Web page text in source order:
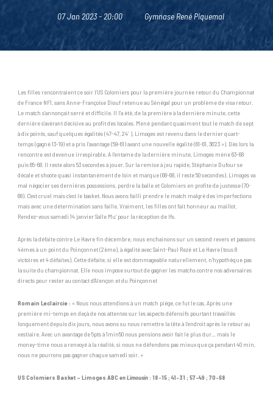
07 Jan 2023 - 20:00 Gymnase René Piquemal
Les filles rencontraient ce soir l’US Colomiers pour la première journée retour du Championnat
de France NF1, sans Anne-Françoise Diouf retenue au Sénégal pour un problème de visa retour.
Le match s’annonçait serré et difficile. Il l’a été, de la première à la dernière minute, cette
dernière s’avérant décisive au profit des locales. Mené pendant quasiment tout le match de sept
à dix points, sauf quelques égalités (47-47, 24′), Limoges est revenu dans le dernier quart-
temps (gagné 13-19) et a pris l’avantage (59-61) avant une nouvelle égalité (61-61, 36’23 »). Dès lors la
rencontre est devenue irrespirable. A l’entame de la dernière minute, Limoges mène 63-68
puis 65-68. Il reste alors 53 secondes à jouer. Sur la remise à jeu rapide, Stéphanie Dufour se
décale et shoote quasi instantanément de loin et marque (68-68, il reste 50 secondes). Limoges va
mal négocier ses dernières possessions, perdre la balle et Colomiers en profite de justesse (70-
68). C’est cruel mais c’est le basket. Nous avons failli prendre le match malgré des imperfections
mais avec une détermination sans faille. Vraiment, les filles ont fait honneur au maillot.
Rendez-vous samedi 14 janvier Salle Mu’ pour la réception de Ifs.
Après la défaite contre Le Havre fin décembre, nous enchainons sur un second revers et passons
4èmes à un point du Poinçonnet (2ème), à égalité avec Saint-Paul Rezé et Le Havre (tous 8
victoires et 4 défaites). Cette défaite, si elle est dommageable naturellement, n’hypothèque pas
la suite du championnat. Elle nous impose surtout de gagner les matchs contre nos adversaires
directs pour rester au contact d’Alençon et du Poinçonnet
Romain Leclaircie : « Nous nous attendions à un match piège, ce fut le cas. Après une
première mi-temps en deçà de nos attentes sur les aspects défensifs pourtant travaillés
longuement depuis dix jours, nous avons su nous remettre la tête à l’endroit après le retour au
vestiaire. Avec un avantage de 5pts à 1min50 nous pensions avoir fait le plus dur… mais le
money-time nous a renvoyé à la réalité, si nous ne défendons pas mieux que ça pendant 40 min,
nous ne pourrons pas gagner chaque samedi soir. »
US Colomiers Basket – Limoges ABC en Limousin : 18-15 ; 41-31 ; 57-49 ; 70-68